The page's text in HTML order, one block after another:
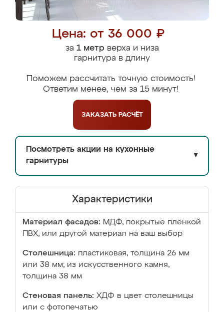
Цена: от 36 000 ₽
за 1 метрверха и низа
гарнитура в длину
Поможем рассчитать точную стоимость!
Ответим менее, чем за 15 минут!
ЗАКАЗАТЬ РАСЧЁТ
Посмотреть акции на кухонные
гарнитуры
▼
Характеристики
Материал фасадов: МДФ, покрытые плёнкой
ПВХ, или другой материал на ваш выбор
Столешница: пластиковая, толщина 26 мм
или 38 мм; из искусственного камня,
толщина 38 мм
Стеновая панель: ХДФ в цвет столешницы
или с фотопечатью